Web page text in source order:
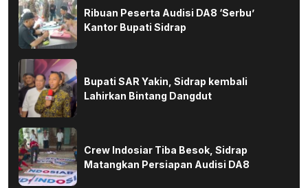
Ribuan Peserta Audisi DA8 ‘Serbu’
Kantor Bupati Sidrap
Bupati SAR Yakin, Sidrap kembali
Lahirkan Bintang Dangdut
Crew Indosiar Tiba Besok, Sidrap
Matangkan Persiapan Audisi DA8